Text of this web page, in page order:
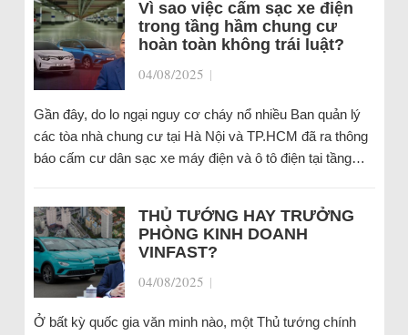
Vì sao việc cấm sạc xe điện
trong tầng hầm chung cư
hoàn toàn không trái luật?
04/08/2025 |
Gần đây, do lo ngại nguy cơ cháy nổ nhiều Ban quản lý
các tòa nhà chung cư tại Hà Nội và TP.HCM đã ra thông
báo cấm cư dân sạc xe máy điện và ô tô điện tại tầng…
THỦ TƯỚNG HAY TRƯỞNG
PHÒNG KINH DOANH
VINFAST?
04/08/2025 |
Ở bất kỳ quốc gia văn minh nào, một Thủ tướng chính